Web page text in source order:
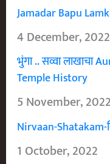
Jamadar Bapu
4 December, 2022
भुंगा .. सव्वा लाखाचा
Temple History
5 November, 2022
Nirvaan-Shatakam-
1 October, 2022